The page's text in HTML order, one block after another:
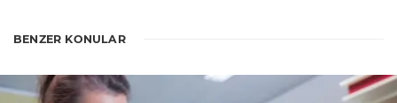
BENZER KONULAR